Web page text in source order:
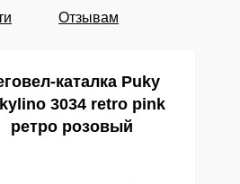
Отзывам
каталка Puky
3034 retro pink
ретро розовый